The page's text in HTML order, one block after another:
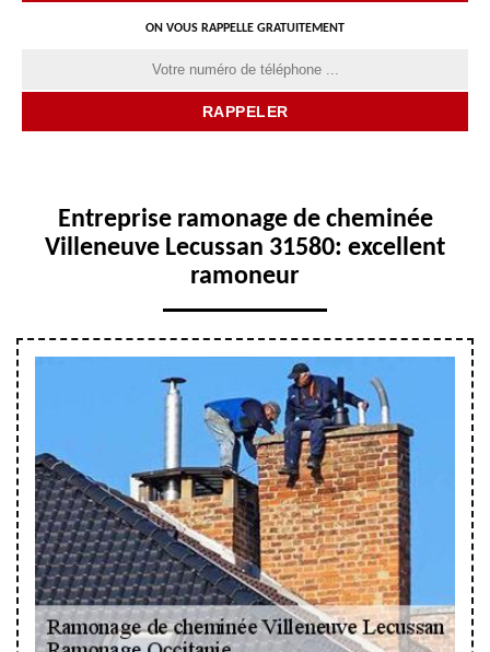
ON VOUS RAPPELLE GRATUITEMENT
Entreprise ramonage de cheminée
Villeneuve Lecussan 31580: excellent
ramoneur